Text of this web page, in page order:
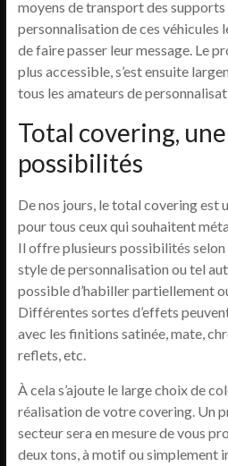
moyens de transport des
personnalisation de ces véhicules
de faire passer leur message. Le
plus accessible, s’est ensuite
tous les amateurs de
Total covering,
possibilités
De nos jours, le total covering est
pour tous ceux qui souhaitent
Il offre plusieurs possibilités
style de personnalisation ou tel
possible d’habiller partiellement
Différentes sortes d’effets
avec les finitions satinée, mate,
reflets, etc.
À cela s’ajoute le large choix de
réalisation de votre covering. Un
secteur sera en mesure de vous
deux tons, à motif ou simplement